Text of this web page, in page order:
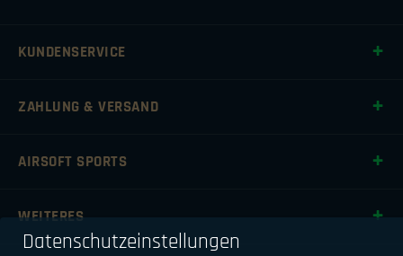
KUNDENSERVICE
ZAHLUNG & VERSAND
AIRSOFT SPORTS
WEITERES
Datenschutzeinstellungen